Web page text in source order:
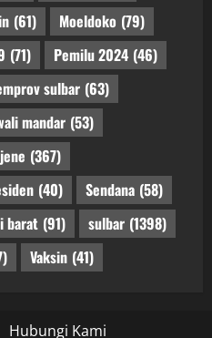
(61) Moeldoko (79)
(71) Pemilu 2024 (46)
sulbar (63)
mandar (53)
(367)
(40) Sendana (58)
barat (91) sulbar (1398)
Vaksin (41)
Hubungi Kami